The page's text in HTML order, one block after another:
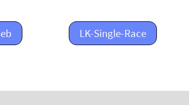
LK-Single-Race